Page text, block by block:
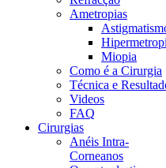
Ametropias
Miopia
Como é a Cirurgia
Técnica e
Videos
FAQ
Cirurgias
Anéis Intra-
Corneanos